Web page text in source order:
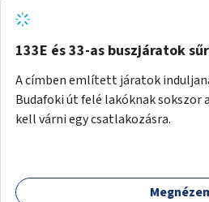
nem hosszabbítaná meg sokkal, a
viszont a Kálvin tér-Corvin negyed
perccel rövidítheti az utazási
133E és 33-as buszjáratok
A címben említett járatok
Budafoki út felé lakóknak sokszor
kell várni egy csatlakozásra.